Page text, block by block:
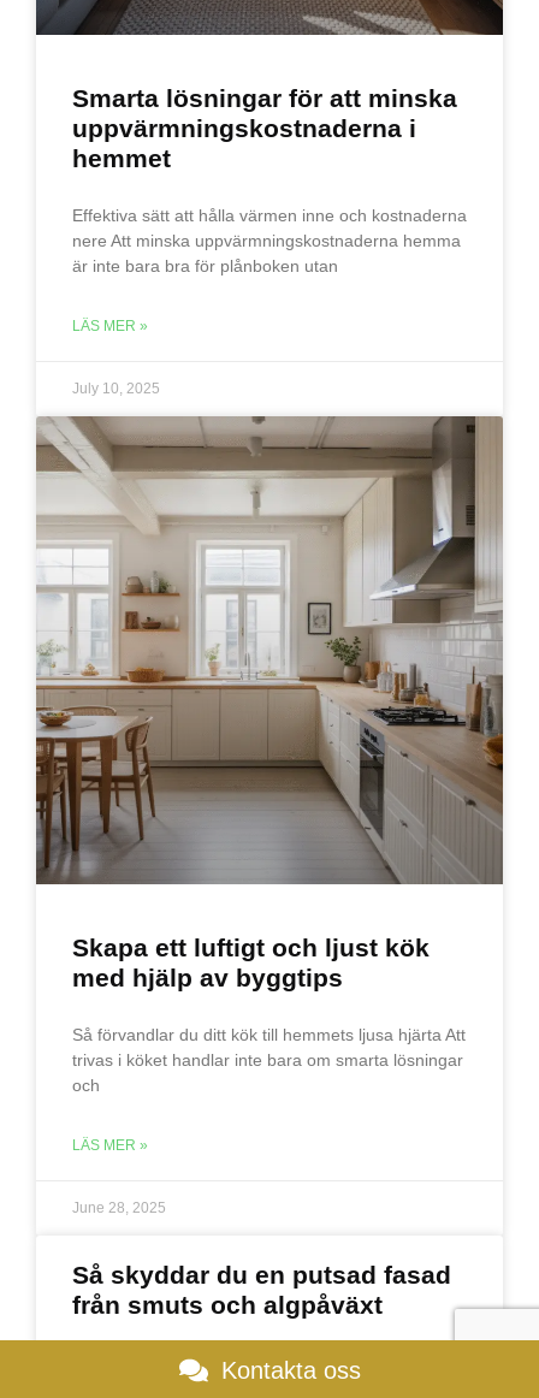
Smarta lösningar för att minska
uppvärmningskostnaderna i
hemmet
Effektiva sätt att hålla värmen inne och kostnaderna
nere Att minska uppvärmningskostnaderna hemma
är inte bara bra för plånboken utan
LÄS MER »
July 10, 2025
Skapa ett luftigt och ljust kök
med hjälp av byggtips
Så förvandlar du ditt kök till hemmets ljusa hjärta Att
trivas i köket handlar inte bara om smarta lösningar
och
LÄS MER »
June 28, 2025
Så skyddar du en putsad fasad
från smuts och algpåväxt
Effektiva metoder för att hålla din putsfasad fräsch
En putsad fasad ger huset en tidlös och elegant
Kontakta oss